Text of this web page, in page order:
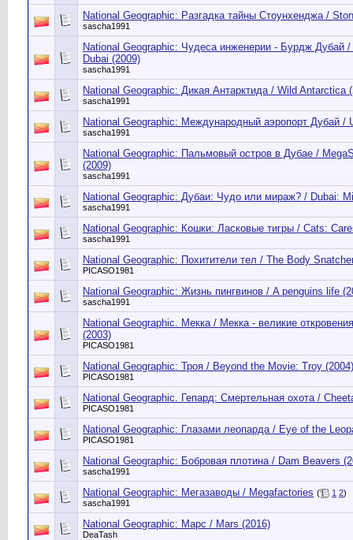
National Geographic: Разгадка тайны Стоунхенджа /
sascha1991
National Geographic: Чудеса инженерии - Бурдж Дубай
Dubai (2009)
sascha1991
National Geographic: Дикая Антарктида / Wild Antarctica
sascha1991
National Geographic: Международный аэропорт Дубай /
sascha1991
National Geographic: Пальмовый остров в Дубае /
(2009)
sascha1991
National Geographic: Дубаи: Чудо или мираж? / Dubai:
sascha1991
National Geographic: Кошки: Ласковые тигры / Cats:
sascha1991
National Geographic: Похитители тел / The Body
PICASO1981
National Geographic: Жизнь пингвинов / A penguins life
sascha1991
National Geographic. Мекка / Мекка - великие
(2003)
PICASO1981
National Geographic: Троя / Beyond the Movie: Troy (2004)
PICASO1981
National Geographic. Гепард: Смертельная охота /
PICASO1981
National Geographic: Глазами леопарда / Eye of the
PICASO1981
National Geographic: Бобровая плотина / Dam Beavers
sascha1991
National Geographic: Мегазаводы / Megafactories ( 1 2)
sascha1991
National Geographic: Марс / Mars (2016)
DeaTash